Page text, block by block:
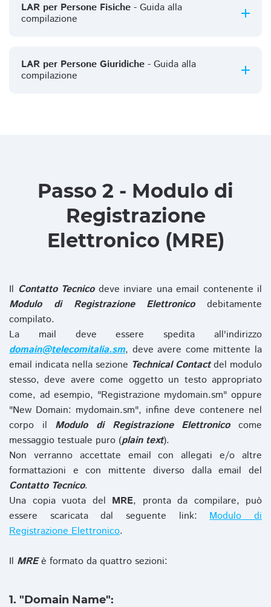
LAR per Persone Fisiche - Guida alla
compilazione
LAR per Persone Giuridiche - Guida alla
compilazione
Passo 2 - Modulo di
Registrazione
Elettronico (MRE)
Il Contatto Tecnicodeve inviare una email contenente il
Modulo di Registrazione Elettronicodebitamente
compilato.
La mail deve essere spedita all'indirizzo
domain@telecomitalia.sm, deve avere come mittente la
email indicata nella sezione Technical Contactdel modulo
stesso, deve avere come oggetto un testo appropriato
come, ad esempio, "Registrazione mydomain.sm" oppure
"New Domain: mydomain.sm", infine deve contenere nel
corpo il Modulo di Registrazione Elettronicocome
messaggio testuale puro (plain text).
Non verranno accettate email con allegati e/o altre
formattazioni e con mittente diverso dalla email del
Contatto Tecnico.
Una copia vuota del MRE, pronta da compilare, può
essere scaricata dal seguente link:Modulo di
Registrazione Elettronico.
Il MREè formato da quattro sezioni:
1. "Domain Name":